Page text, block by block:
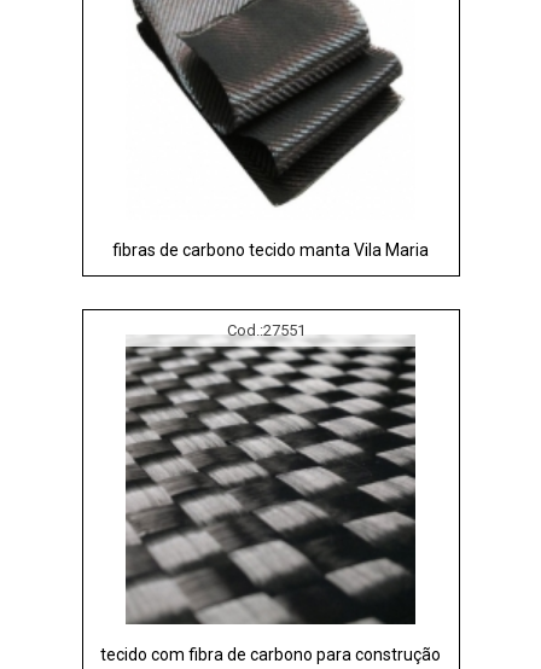
fibras de carbono tecido manta Vila Maria
Cod.:27551
tecido com fibra de carbono para construção